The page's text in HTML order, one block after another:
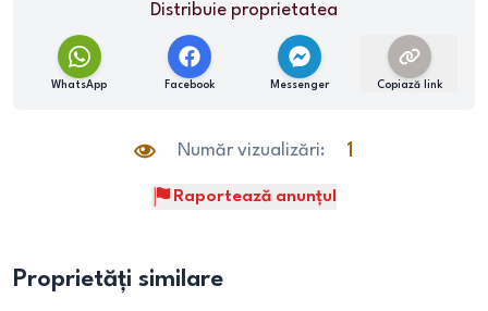
Distribuie proprietatea
WhatsApp Facebook Messenger Copiază link
Număr vizualizări: 1
Raportează anunțul
Proprietăți similare